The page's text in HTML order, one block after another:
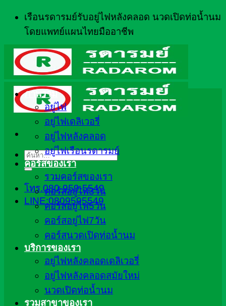
ข้าม
ยัง
เนื้อหา
เรือนรดารมย์รับอยู่ไฟหลังคลอด นวดเปิดท่อน้ำนม
โดยแพทย์แผนไทยมืออาชีพ
ค้นหา:
โทร.080-959-5549
LINE:0809595549
ภาพรวม
อยู่ไฟ
อยู่ไฟเดลิเวอรี่
อยู่ไฟหลังคลอด
อยู่ไฟเรือนรดารมย์
คอร์สของเรา
รวมคอร์สของเรา
คอร์สอยู่ไฟ3วัน
คอร์สอยู่ไฟ5วัน
คอร์สอยู่ไฟ7วัน
คอร์สนวดเปิดท่อน้ำนม
บริการของเรา
อยู่ไฟหลังคลอดเดลิเวอรี่
อยู่ไฟหลังคลอดสมัยใหม่
นวดเปิดท่อน้ำนม
รวมสาขาของเรา